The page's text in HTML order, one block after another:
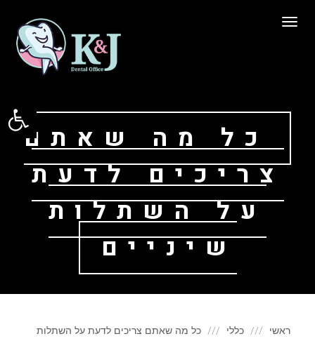
פתח
תפריט
כל מה שאתם
צריכים לדעת
על השתלות
שיניים
ראשי כללי
כל מה שאתם צריכים לדעת על השתלות